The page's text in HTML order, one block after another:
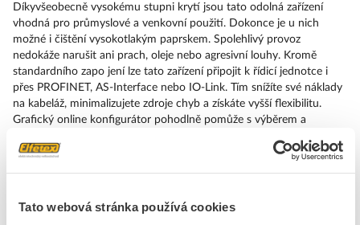
Tato webová stránka používá cookies
Díkyvšeobecně vysokému stupni krytí jsou tato odolná zařízení
vhodná pro průmyslové a venkovní použití. Dokonce je u nich
možné i čištění vysokotlakým paprskem. Spolehlivý provoz
nedokáže narušit ani prach, oleje nebo agresivní louhy. Kromě
standardního zapo jení lze tato zařízení připojit k řídicí jednotce i
přes PROFINET, AS-Interface nebo IO-Link. Tím snížíte své náklady
na kabeláž, minimalizujete zdroje chyb a získáte vyšší flexibilitu.
Grafický online konfigurátor pohodlně pomůže s výběrem a
rozsáhlá dokumentace (např. příručka, 3D data, schémata zapojení).
tlačítek a čelních kroužků. Upozornění: Samostatné zařízení, držáky
a moduly objednávejte prosím zvlášť. SIRIUS ACT – Performance in